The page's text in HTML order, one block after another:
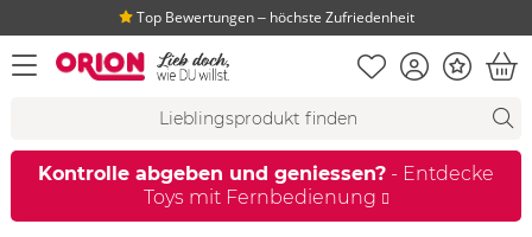
Top Bewertungen ‒ höchste Zufriedenheit
Menü öffnen Merkliste
KontoBonus
Kontrolle abgeben und geniessen? - Entdecke
Toys mit Fernbedienung